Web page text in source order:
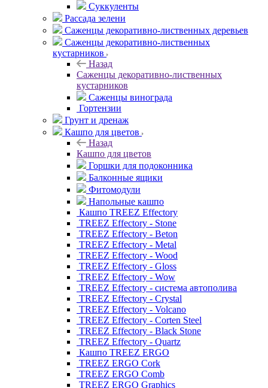
Суккуленты
Рассада зелени
Саженцы декоративно-лиственных деревьев
Саженцы декоративно-лиственных
кустарников
Назад
Саженцы декоративно-лиственных
кустарников
Саженцы винограда
Гортензии
Грунт и дренаж
Кашпо для цветов
Назад
Кашпо для цветов
Горшки для подоконника
Балконные ящики
Фитомодули
Напольные кашпо
Кашпо TREEZ Effectory
TREEZ Effectory - Stone
TREEZ Effectory - Beton
TREEZ Effectory - Metal
TREEZ Effectory - Wood
TREEZ Effectory - Gloss
TREEZ Effectory - Wow
TREEZ Effectory - система автополива
TREEZ Effectory - Crystal
TREEZ Effectory - Volcano
TREEZ Effectory - Corten Steel
TREEZ Effectory - Black Stone
TREEZ Effectory - Quartz
Кашпо TREEZ ERGO
TREEZ ERGO Cork
TREEZ ERGO Comb
TREEZ ERGO Graphics